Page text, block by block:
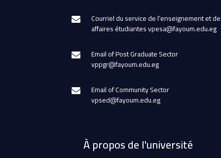
Courriel du service de l’enseignement et
affaires étudiantes vpesa@fayoum.edu.eg
Email of Post Graduate Sector
vppgr@fayoum.edu.eg
Email of Community Sector
vpsed@fayoum.edu.eg
À propos de l'université